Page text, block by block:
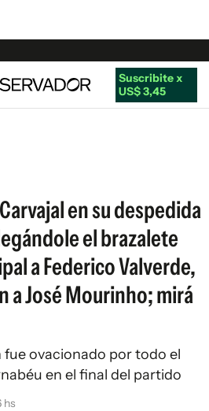
Suscribite x
US$ 3,45
en su despedida
el brazalete
a Federico Valverde,
a José Mourinho; mirá
ovacionado por todo el
en el final del partido
hs